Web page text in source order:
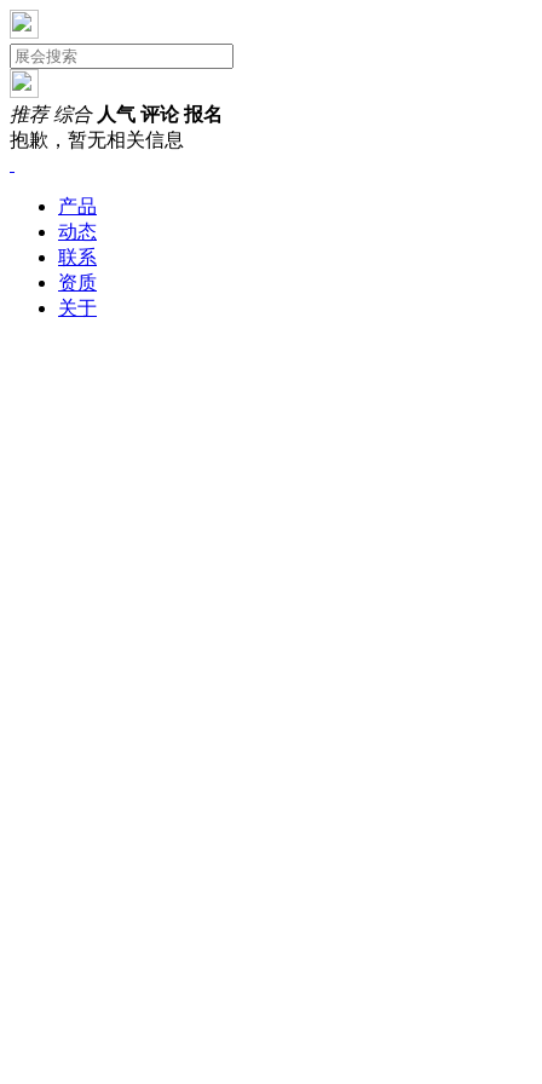
推荐 综合 人气 评论 报名
抱歉，暂无相关信息
产品
动态
联系
资质
关于